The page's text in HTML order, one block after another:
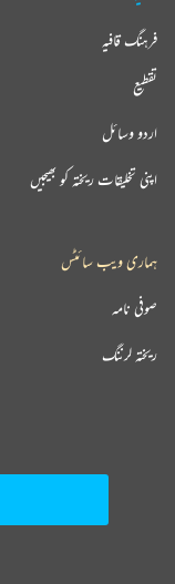
فرہنگ قافیہ
تقطیع
اردو وسائل
اپنی تخلیقات ریختہ کو بھیجیں
ہماری ویب سائٹس
صوفی نامہ
ریختہ لرننگ